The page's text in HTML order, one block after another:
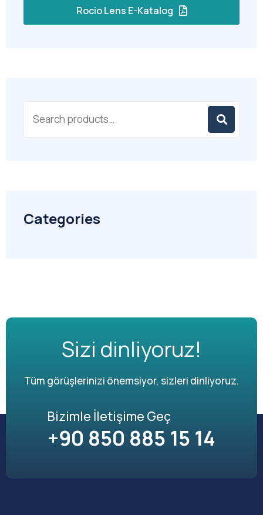
Rocio Lens E-Katalog
Categories
Sizi dinliyoruz!
Tüm görüşlerinizi önemsiyor, sizleri dinliyoruz.
Bizimle İletişime Geç
+90 850 885 15 14